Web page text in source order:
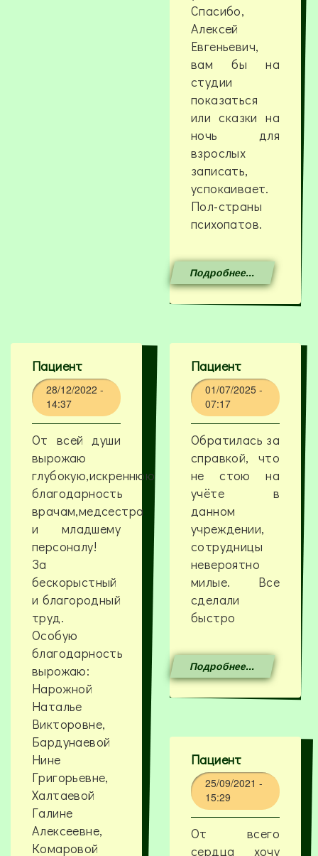
Спасибо,
Алексей
Евгеньевич,
вам бы на
студии
показаться
или сказки на
ночь для
взрослых
записать,
успокаивает.
Пол-страны
психопатов.
Подробнее...
Пациент
28/12/2022 -
14:37
От всей души
вырожаю
глубокую,искреннюю
благодарность
врачам,медсестра
и младшему
персоналу!
За
бескорыстный
и благородный
труд.
Особую
благодарность
вырожаю:
Нарожной
Наталье
Викторовне,
Бардунаевой
Нине
Григорьевне,
Халтаевой
Галине
Алексеевне,
Комаровой
Пациент
01/07/2025 -
07:17
Обратилась за
справкой, что
не стою на
учёте в
данном
учреждении,
сотрудницы
невероятно
милые. Все
сделали
быстро
Подробнее...
Пациент
25/09/2021 -
15:29
От всего
сердца хочу